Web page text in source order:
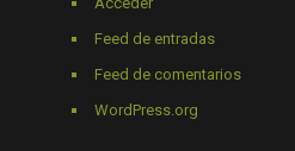
Feed de entradas
Feed de comentarios
WordPress.org